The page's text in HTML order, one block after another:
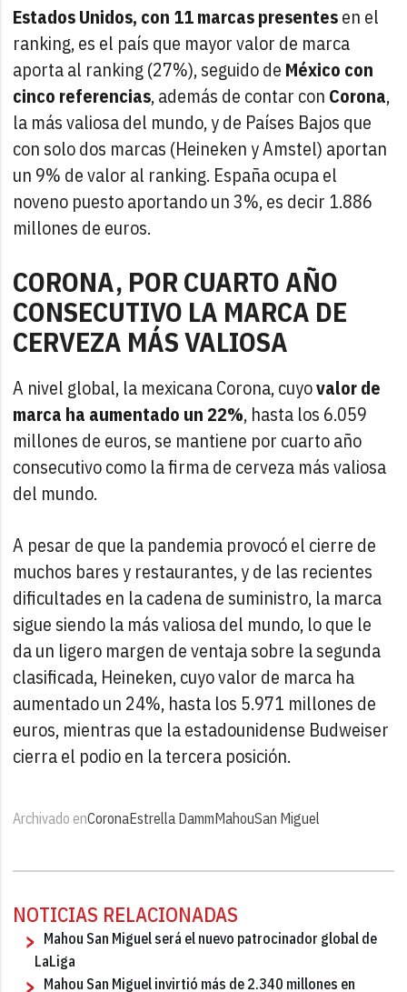
Estados Unidos, con 11 marcas presentesen el
ranking, es el país que mayor valor de marca
aporta al ranking (27%), seguido de México con
cinco referencias, además de contar con Corona,
la más valiosa del mundo, y de Países Bajos que
con solo dos marcas (Heineken y Amstel) aportan
un 9% de valor al ranking. España ocupa el
noveno puesto aportando un 3%, es decir 1.886
millones de euros.
CORONA, POR CUARTO AÑO
CONSECUTIVO LA MARCA DE
CERVEZA MÁS VALIOSA
A nivel global, la mexicana Corona, cuyovalor de
marca ha aumentado un 22%, hasta los 6.059
millones de euros, se mantiene por cuarto año
consecutivo como la firma de cerveza más valiosa
del mundo.
A pesar de que la pandemia provocó el cierre de
muchos bares y restaurantes, y de las recientes
dificultades en la cadena de suministro, la marca
sigue siendo la más valiosa del mundo, lo que le
da un ligero margen de ventaja sobre la segunda
clasificada, Heineken, cuyo valor de marca ha
aumentado un 24%, hasta los 5.971 millones de
euros, mientras que la estadounidense Budweiser
cierra el podio en la tercera posición.
Archivado enCoronaEstrella DammMahouSan Miguel
NOTICIAS RELACIONADAS
Mahou San Miguel será el nuevo patrocinador global de
LaLiga
Mahou San Miguel invirtió más de 2.340 millones en